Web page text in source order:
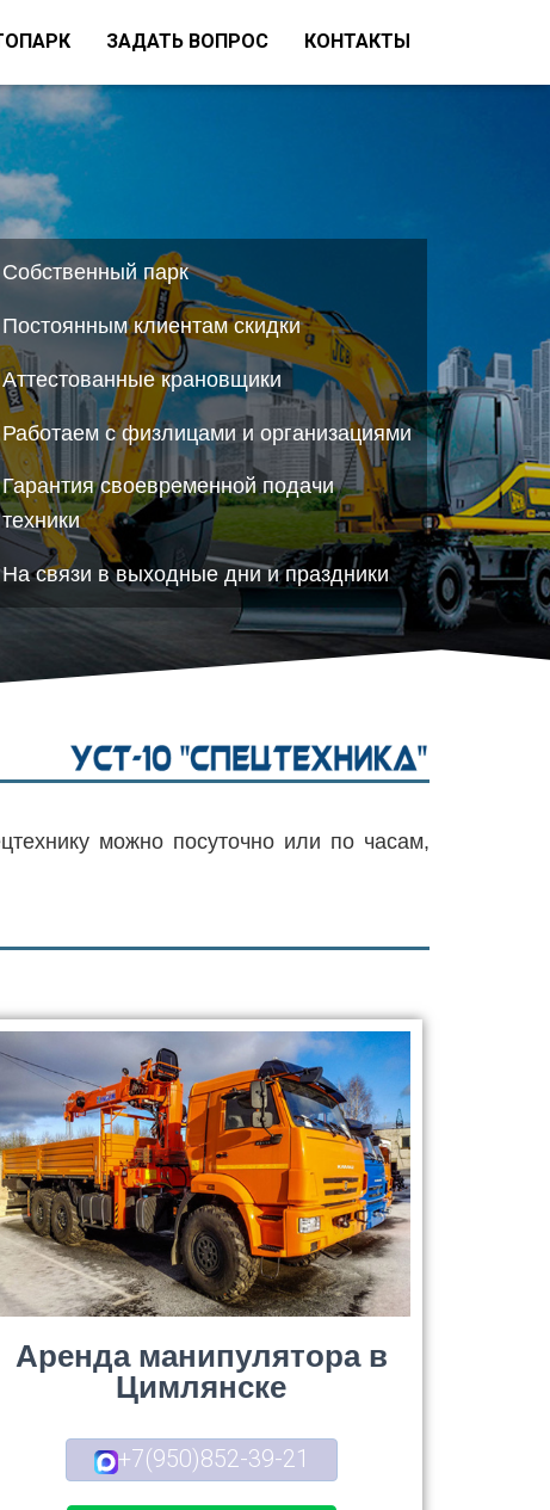
ЗАДАТЬ ВОПРОС КОНТАКТЫ
Собственный парк
Постоянным клиентам скидки
Аттecтoванные крановщики
Работаем с физлицами и организациями
Гарантия своевременной подачи
техники
На связи в выходные дни и праздники
можно посуточно или по часам,
Аренда манипулятора в
Цимлянске
+7(950)852-39-21